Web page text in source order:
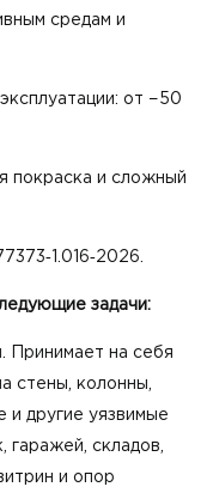
средам и
от −50
покраска и сложный
задачи:
Принимает на себя
стены, колонны,
и другие уязвимые
гаражей, складов,
и опор